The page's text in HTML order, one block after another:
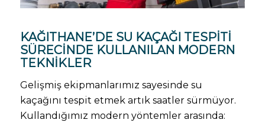
KAĞITHANE’DE SU KAÇAĞI TESPITI
SÜRECINDE KULLANILAN MODERN
TEKNIKLER
Gelişmiş ekipmanlarımız sayesinde su
kaçağını tespit etmek artık saatler sürmüyor.
Kullandığımız modern yöntemler arasında: